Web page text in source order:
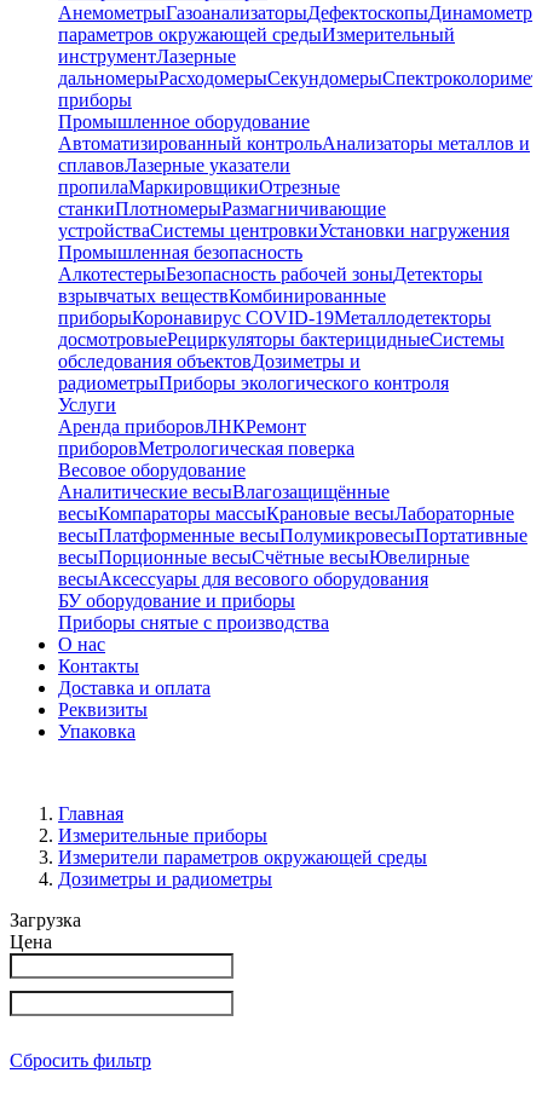
АнемометрыГазоанализаторыДефектоскопы
параметров окружающей средыИзмерительный
инструментЛазерные
дальномерыРасходомерыСекундомеры
приборы
Промышленное оборудование
Автоматизированный контрольАнализаторы металлов и
сплавовЛазерные указатели
пропилаМаркировщикиОтрезные
станкиПлотномерыРазмагничивающие
устройстваСистемы центровкиУстановки нагружения
Промышленная безопасность
АлкотестерыБезопасность рабочей зоныДетекторы
взрывчатых веществКомбинированные
приборыКоронавирус COVID-19Металлодетекторы
досмотровыеРециркуляторы бактерицидныеСистемы
обследования объектовДозиметры и
радиометрыПриборы экологического контроля
Услуги
Аренда приборовЛНКРемонт
приборовМетрологическая поверка
Весовое оборудование
Аналитические весыВлагозащищённые
весыКомпараторы массыКрановые весыЛабораторные
весыПлатформенные весыПолумикровесыПортативные
весыПорционные весыСчётные весыЮвелирные
весыАксессуары для весового оборудования
БУ оборудование и приборы
Приборы снятые с производства
О нас
Контакты
Доставка и оплата
Реквизиты
Упаковка
Главная
Измерительные приборы
Измерители параметров окружающей среды
Дозиметры и радиометры
Загрузка
Цена
Сбросить фильтр